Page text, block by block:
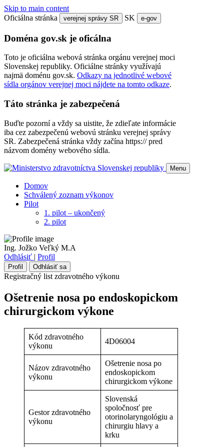
Skip to main content
Oficiálna stránka
verejnej správy SR SK e-gov
Doména gov.sk je oficálna
Toto je oficiálna webová stránka orgánu verejnej moci
Slovenskej republiky. Oficiálne stránky využívajú
najmä doménu gov.sk. Odkazy na jednotlivé webové
sídla orgánov verejnej moci nájdete na tomto odkaze.
Táto stránka je zabezpečená
Buďte pozorní a vždy sa uistite, že zdieľate informácie
iba cez zabezpečenú webovú stránku verejnej správy
SR. Zabezpečená stránka vždy začína https:// pred
názvom domény webového sídla.
Menu
Domov
Schválený zoznam výkonov
Pilot
1. pilot – ukončený
2. pilot
Ing. Jožko Veľký M.A
Odhlásiť | Profil
Profil Odhlásiť sa
Registračný list zdravotného výkonu
Ošetrenie nosa po endoskopickom
chirurgickom výkone
Kód zdravotného
výkonu
4D06004
Názov zdravotného
výkonu
Ošetrenie nosa po
endoskopickom
chirurgickom výkone
Gestor zdravotného
výkonu
Slovenská
spoločnosť pre
otorinolaryngológiu a
chirurgiu hlavy a
krku